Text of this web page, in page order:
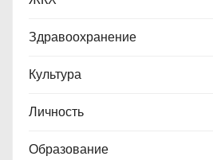
Здравоохранение
Культура
Личность
Образование